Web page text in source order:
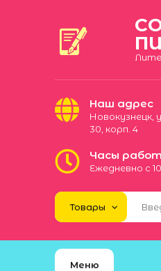
Наш адрес
Новокузнецк,
30, корп. 4
Часы
Ежедневно с
Меню